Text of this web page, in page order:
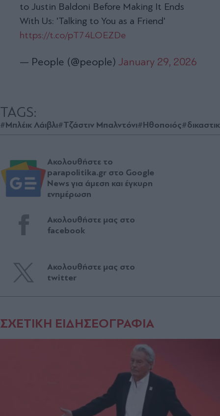
to Justin Baldoni Before Making It Ends
With Us: 'Talking to You as a Friend'
https://t.co/pT74LOEZDe
— People (@people) January 29, 2026
TAGS:
#Μπλέικ Λάιβλι#Τζάστιν Μπαλντόνι#Ηθοποιός
Ακολουθήστε το
parapolitika.gr στο Google
News για άμεση και έγκυρη
ενημέρωση
Ακολουθήστε μας στο
facebook
Ακολουθήστε μας στο
twitter
ΣΧΕΤΙΚΗ ΕΙΔΗΣΕΟΓΡΑΦΙΑ